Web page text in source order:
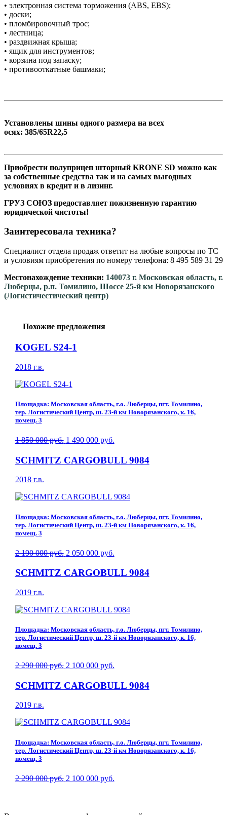
• электронная система торможения (ABS, EBS);
• доски;
• пломбировочный трос;
• лестница;
• раздвижная крыша;
• ящик для инструментов;
• корзина под запаску;
• противооткатные башмаки;
Установлены шины одного размера на всех
осях: 385/65R22,5
Приобрести полуприцеп шторный KRONE SD можно как
за собственные средства так и на самых выгодных
условиях в кредит и в лизинг.
ГРУЗ СОЮЗ предоставляет пожизненную гарантию
юридической чистоты!
Заинтересовала техника?
Специалист отдела продаж ответит на любые вопросы по ТС
и условиям приобретения по номеру телефона: 8 495 589 31 29
Местонахождение техники: 140073 г. Московская область, г.
Люберцы, р.п. Томилино, Шоссе 25-й км Новорязанского
(Логистичестический центр)
Похожие предложения
KOGEL S24-1
2018 г.в.
Площадка: Московская область, г.о. Люберцы, пгт. Томилино,
тер. Логистический Центр, ш. 23-й км Новорязанского, к. 16,
помещ. 3
1 850 000 руб. 1 490 000 руб.
SCHMITZ CARGOBULL 9084
2018 г.в.
Площадка: Московская область, г.о. Люберцы, пгт. Томилино,
тер. Логистический Центр, ш. 23-й км Новорязанского, к. 16,
помещ. 3
2 190 000 руб. 2 050 000 руб.
SCHMITZ CARGOBULL 9084
2019 г.в.
Площадка: Московская область, г.о. Люберцы, пгт. Томилино,
тер. Логистический Центр, ш. 23-й км Новорязанского, к. 16,
помещ. 3
2 290 000 руб. 2 100 000 руб.
SCHMITZ CARGOBULL 9084
2019 г.в.
Площадка: Московская область, г.о. Люберцы, пгт. Томилино,
тер. Логистический Центр, ш. 23-й км Новорязанского, к. 16,
помещ. 3
2 290 000 руб. 2 100 000 руб.